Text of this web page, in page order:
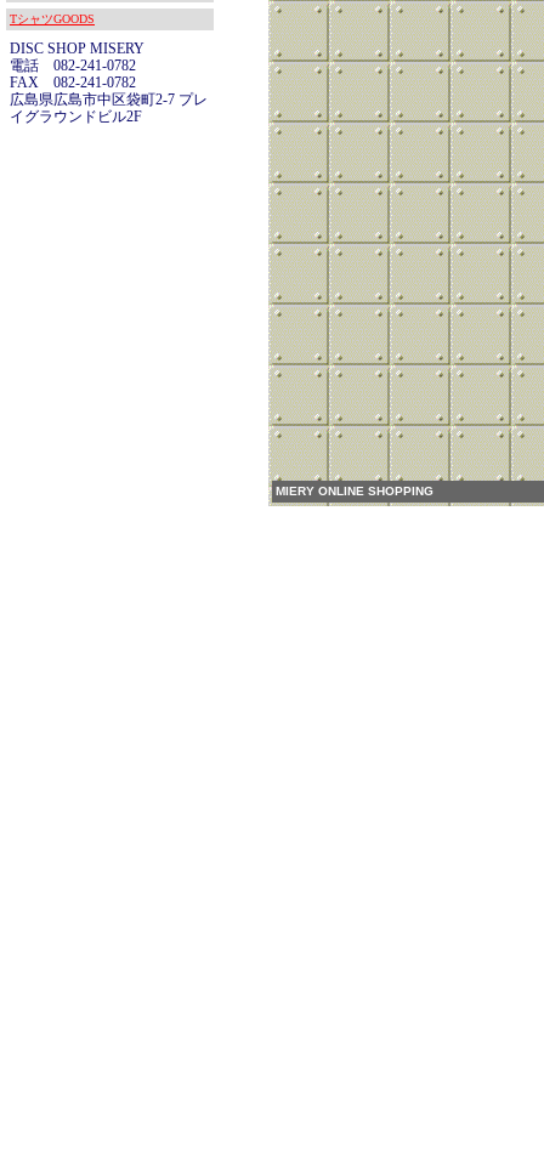
TシャツGOODS
DISC SHOP MISERY
電話 082-241-0782
FAX 082-241-0782
広島県広島市中区袋町2-7 プレ
イグラウンドビル2F
MIERY ONLINE SHOPPING